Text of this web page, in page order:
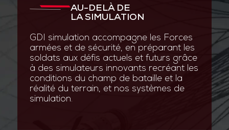
AU-DELÀ DE
LA SIMULATION
GDI simulation accompagne les Forces
armées et de sécurité, en préparant les
soldats aux défis actuels et futurs grâce
à des simulateurs innovants recréant les
conditions du champ de bataille et la
réalité du terrain, et nos systèmes de
simulation.